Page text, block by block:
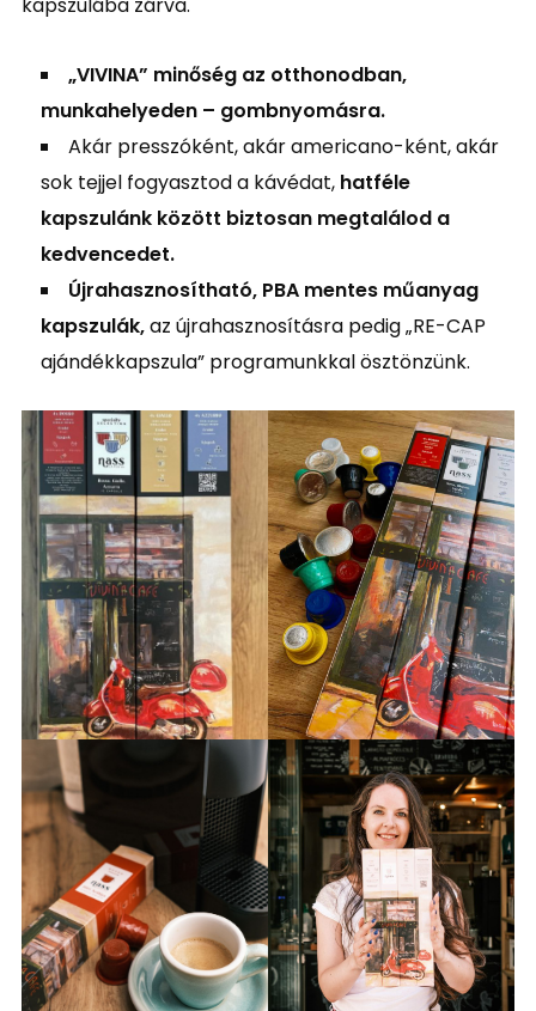
„VIVINA” minőség az otthonodban,
munkahelyeden – gombnyomásra.
Akár presszóként, akár americano-ként, akár
sok tejjel fogyasztod a kávédat, hatféle
kapszulánk között biztosan megtalálod a
kedvencedet.
Újrahasznosítható, PBA mentes műanyag
kapszulák,az újrahasznosításra pedig „RE-CAP
ajándékkapszula” programunkkal ösztönzünk.